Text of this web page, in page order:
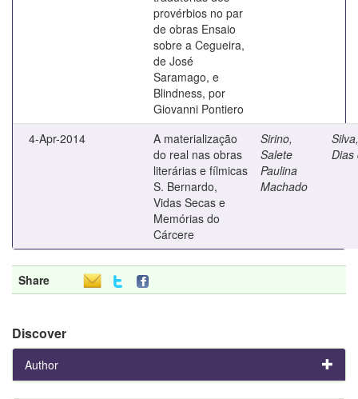
provérbios no par
de obras Ensaio
sobre a Cegueira,
de José
Saramago, e
Blindness, por
Giovanni Pontiero
4-Apr-2014
A materialização
do real nas obras
literárias e fílmicas
S. Bernardo,
Vidas Secas e
Memórias do
Cárcere
Sirino,
Salete
Paulina
Machado
Dias
Share
Discover
Author